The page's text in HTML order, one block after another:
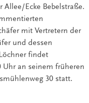
Allee/Ecke Bebelstraße.
mit Vertretern der
und dessen
findet
Uhr an seinem früheren
30 statt.